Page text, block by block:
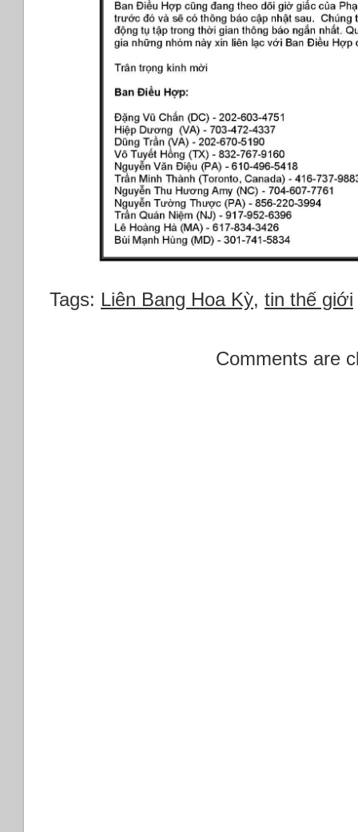
Tags: Liên Bang Hoa Kỳ, tin thế giới
Comments are